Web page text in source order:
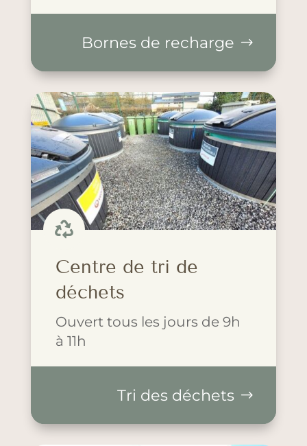
Bornes de recharge

Centre de tri de
déchets
Ouvert tous les jours de 9h
à 11h
Tri des déchets